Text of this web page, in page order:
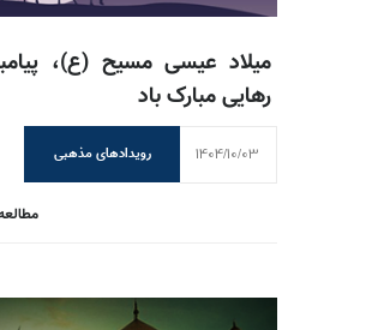
میلاد عیسی مسیح (ع)،
رهایی مبارک باد
رویدادهای مذهبی 1404/10/03